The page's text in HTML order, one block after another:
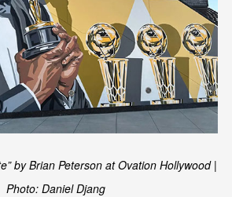
by Brian Peterson at Ovation Hollywood |
Photo: Daniel Djang